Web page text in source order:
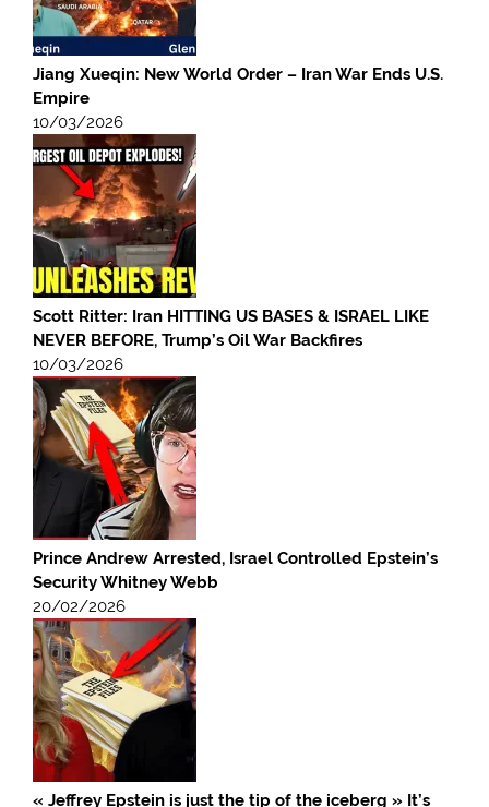
Jiang Xueqin: New World Order – Iran War Ends U.S.
Empire
10/03/2026
Scott Ritter: Iran HITTING US BASES & ISRAEL LIKE
NEVER BEFORE, Trump’s Oil War Backfires
10/03/2026
Prince Andrew Arrested, Israel Controlled Epstein’s
Security Whitney Webb
20/02/2026
« Jeffrey Epstein is just the tip of the iceberg » It’s